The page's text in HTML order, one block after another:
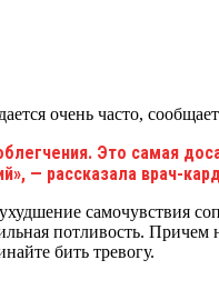
очень часто,
Это самая
— рассказала врач-
самочувствия
потливость. Причем
бить тревогу.